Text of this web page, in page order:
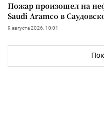
Пожар произошел на
Saudi Aramco в
9 августа 2026, 10:01